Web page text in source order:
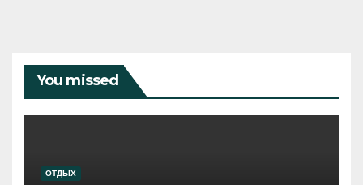
You missed
ОТДЫХ